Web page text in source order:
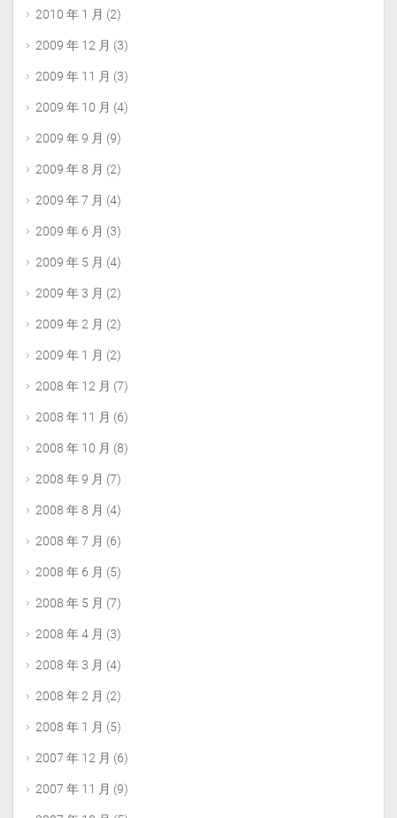
2010 年 1 月 (2)
2009 年 12 月 (3)
2009 年 11 月 (3)
2009 年 10 月 (4)
2009 年 9 月 (9)
2009 年 8 月 (2)
2009 年 7 月 (4)
2009 年 6 月 (3)
2009 年 5 月 (4)
2009 年 3 月 (2)
2009 年 2 月 (2)
2009 年 1 月 (2)
2008 年 12 月 (7)
2008 年 11 月 (6)
2008 年 10 月 (8)
2008 年 9 月 (7)
2008 年 8 月 (4)
2008 年 7 月 (6)
2008 年 6 月 (5)
2008 年 5 月 (7)
2008 年 4 月 (3)
2008 年 3 月 (4)
2008 年 2 月 (2)
2008 年 1 月 (5)
2007 年 12 月 (6)
2007 年 11 月 (9)